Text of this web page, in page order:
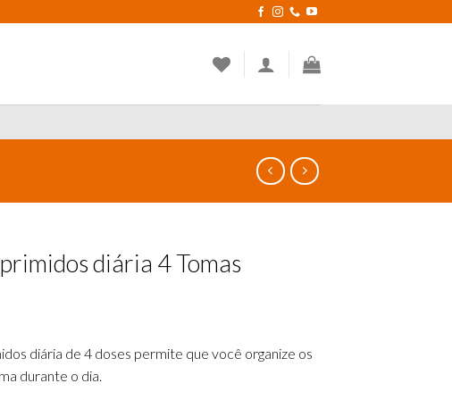
diária 4 Tomas
diária de 4 doses permite que você organize os
durante o dia.